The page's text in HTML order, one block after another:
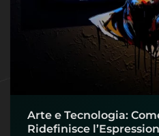
Arte e Tecnologia:
Ridefinisce